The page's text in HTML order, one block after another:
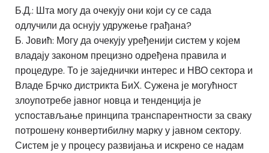
Б.Д.: Шта могу да очекују они који су се сада
одлучили да оснују удружење грађана?
Б. Јовић: Могу да очекују уређенији систем у којем
владају законом прецизно одређена правила и
процедуре. То је заједнички интерес и НВО сектора и
Владе Брчко дистрикта БиХ. Сужена је могућност
злоупотребе јавног новца и тенденција је
успостављање принципа транспарентности за сваку
потрошену конвертибилну марку у јавном сектору.
Систем је у процесу развијања и искрено се надам